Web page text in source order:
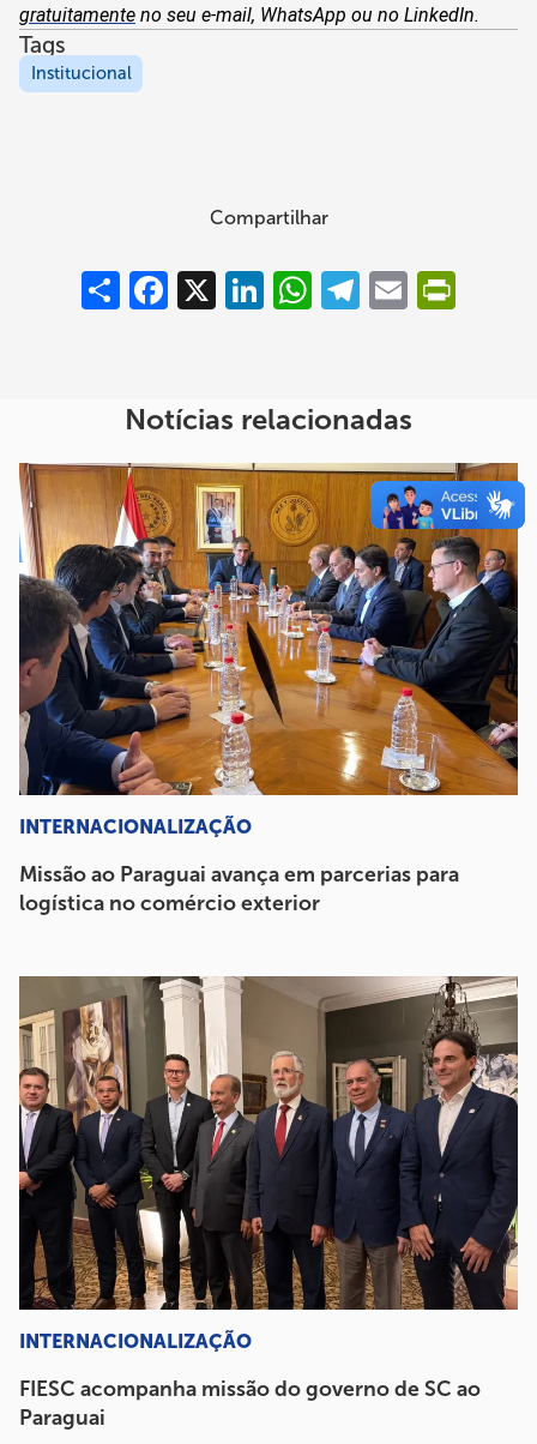
gratuitamente no seu e-mail, WhatsApp ou no LinkedIn.
Tags
Institucional
Compartilhar
Compartilhar
Facebook
X LinkedInWhatsAppTelegram
Email
Notícias relacionadas
INTERNACIONALIZAÇÃO
Missão ao Paraguai avança em parcerias para
logística no comércio exterior
INTERNACIONALIZAÇÃO
FIESC acompanha missão do governo de SC ao
Paraguai